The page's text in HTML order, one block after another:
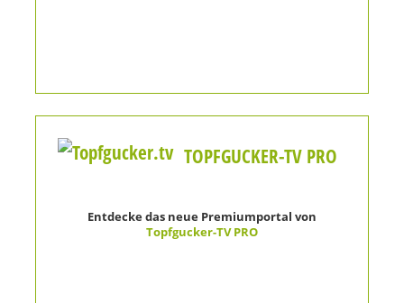
TOPFGUCKER-TV PRO
Entdecke das neue Premiumportal von
Topfgucker-TV PRO